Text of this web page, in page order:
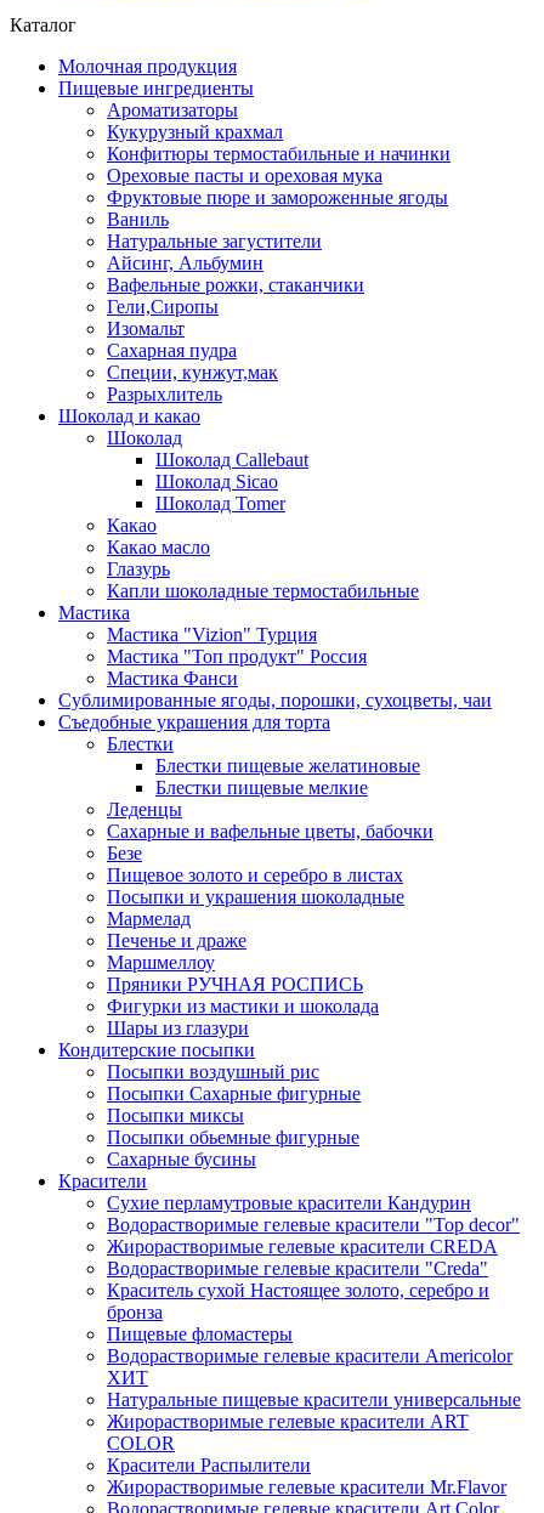
Каталог
Молочная продукция
Пищевые ингредиенты
Ароматизаторы
Кукурузный крахмал
Конфитюры термостабильные и начинки
Ореховые пасты и ореховая мука
Фруктовые пюре и замороженные ягоды
Ваниль
Натуральные загустители
Айсинг, Альбумин
Вафельные рожки, стаканчики
Гели,Сиропы
Изомальт
Сахарная пудра
Специи, кунжут,мак
Разрыхлитель
Шоколад и какао
Шоколад
Шоколад Callebaut
Шоколад Sicao
Шоколад Tomer
Какао
Какао масло
Глазурь
Капли шоколадные термостабильные
Мастика
Мастика "Vizion" Турция
Мастика "Топ продукт" Россия
Мастика Фанси
Сублимированные ягоды, порошки, сухоцветы, чаи
Съедобные украшения для торта
Блестки
Блестки пищевые желатиновые
Блестки пищевые мелкие
Леденцы
Сахарные и вафельные цветы, бабочки
Безе
Пищевое золото и серебро в листах
Посыпки и украшения шоколадные
Мармелад
Печенье и драже
Маршмеллоу
Пряники РУЧНАЯ РОСПИСЬ
Фигурки из мастики и шоколада
Шары из глазури
Кондитерские посыпки
Посыпки воздушный рис
Посыпки Сахарные фигурные
Посыпки миксы
Посыпки обьемные фигурные
Сахарные бусины
Красители
Сухие перламутровые красители Кандурин
Водорастворимые гелевые красители "Top decor"
Жирорастворимые гелевые красители CREDA
Водорастворимые гелевые красители "Creda"
Краситель сухой Настоящее золото, серебро и
бронза
Пищевые фломастеры
Водорастворимые гелевые красители Americolor
ХИТ
Натуральные пищевые красители универсальные
Жирорастворимые гелевые красители ART
COLOR
Красители Распылители
Жирорастворимые гелевые красители Mr.Flavor
Водорастворимые гелевые красители Art Color